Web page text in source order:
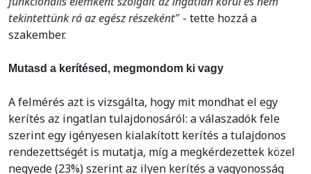
tekintettünk rá az egész részeként″ - tette hozzá a
szakember.
Mutasd a kerítésed, megmondom ki vagy
A felmérés azt is vizsgálta, hogy mit mondhat el egy
kerítés az ingatlan tulajdonosáról: a válaszadók fele
szerint egy igényesen kialakított kerítés a tulajdonos
rendezettségét is mutatja, míg a megkérdezettek közel
negyede (23%) szerint az ilyen kerítés a vagyonosság